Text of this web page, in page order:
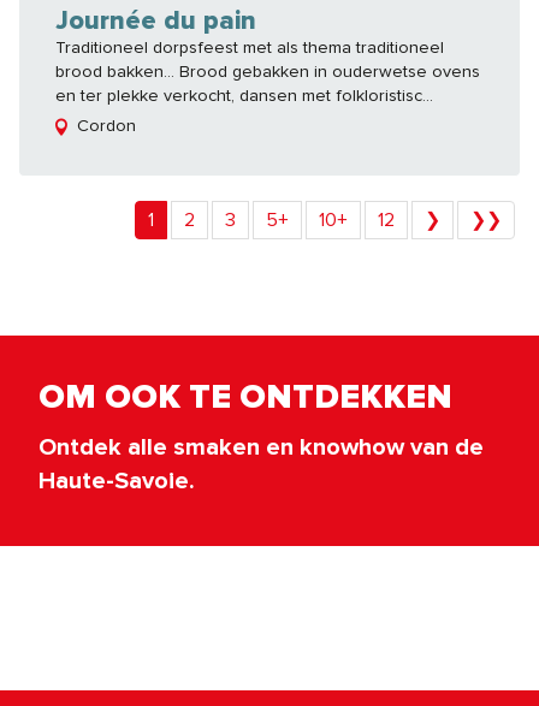
Journée du pain
Traditioneel dorpsfeest met als thema traditioneel
brood bakken... Brood gebakken in ouderwetse ovens
en ter plekke verkocht, dansen met folkloristisc...
Cordon
1 2 3 5+ 10+ 12 ❯ ❯❯
OM OOK TE ONTDEKKEN
Ontdek alle smaken en knowhow van de
Haute-Savoie.